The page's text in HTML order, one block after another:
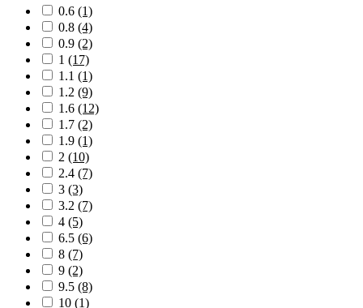
0.6 (1)
0.8 (4)
0.9 (2)
1 (17)
1.1 (1)
1.2 (9)
1.6 (12)
1.7 (2)
1.9 (1)
2 (10)
2.4 (7)
3 (3)
3.2 (7)
4 (5)
6.5 (6)
8 (7)
9 (2)
9.5 (8)
10 (1)